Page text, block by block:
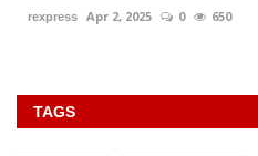
rexpress Apr 2, 2025 0 650
TAGS